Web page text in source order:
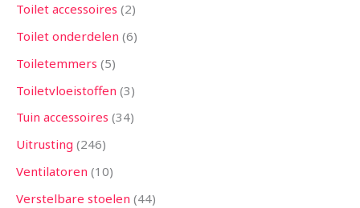
Toilet accessoires 2
Toilet onderdelen 6
Toiletemmers 5
Toiletvloeistoffen 3
Tuin accessoires 34
Uitrusting 246
Ventilatoren 10
Verstelbare stoelen 44